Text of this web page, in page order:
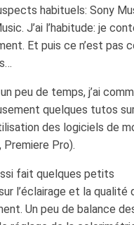
habituels: Sony
J’ai l’habitude: je
Et puis ce n’est pas
peu de temps, j’ai
quelques tutos
des logiciels de
Premiere Pro).
fait quelques petits
l’éclairage et la qualité
Un peu de balance